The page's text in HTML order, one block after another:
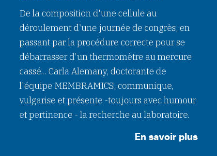
De la composition d'une cellule au
déroulement d'une journée de congrès, en
passant par la procédure correcte pour se
débarrasser d'un thermomètre au mercure
cassé... Carla Alemany, doctorante de
l'équipe MEMBRAMICS, communique,
vulgarise et présente -toujours avec humour
et pertinence - la recherche au laboratoire.
En savoir plus